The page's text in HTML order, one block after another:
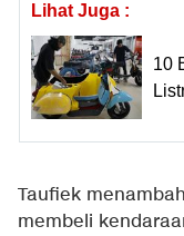
Lihat Juga :
10
Taufiek
membeli